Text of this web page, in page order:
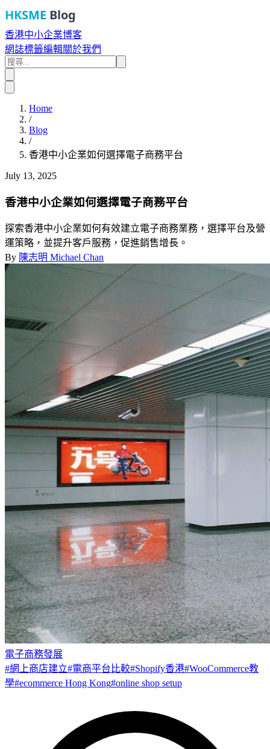
HKSME Blog
香港中小企業博客
網誌標籤編輯關於我們
Home
/
Blog
/
香港中小企業如何選擇電子商務平台
July 13, 2025
香港中小企業如何選擇電子商務平台
探索香港中小企業如何有效建立電子商務業務，選擇平台及營
運策略，並提升客戶服務，促進銷售增長。
By 陳志明 Michael Chan
電子商務發展
#網上商店建立#電商平台比較#Shopify香港#WooCommerce教
學#ecommerce Hong Kong#online shop setup